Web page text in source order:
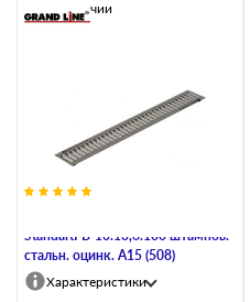
StandartРВ-10.13,6.100 штампов.
стальн. оцинк. А15 (508)
В наличии
Характеристики